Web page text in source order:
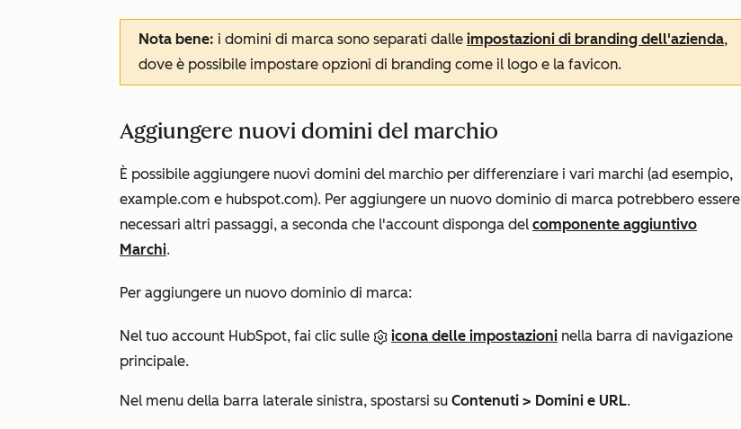
Nota bene: i domini di marca sono separati dalle impostazioni di branding dell'azienda,
dove è possibile impostare opzioni di branding come il logo e la favicon.
Aggiungere nuovi domini del marchio
È possibile aggiungere nuovi domini del marchio per differenziare i vari marchi (ad esempio,
example.com e hubspot.com). Per aggiungere un nuovo dominio di marca potrebbero essere
necessari altri passaggi, a seconda che l'account disponga del componente aggiuntivo
Marchi.
Per aggiungere un nuovo dominio di marca:
Nel tuo account HubSpot, fai clic sulle icona delle impostazioni nella barra di navigazione
principale.
Nel menu della barra laterale sinistra, spostarsi su Contenuti > Domini e URL.